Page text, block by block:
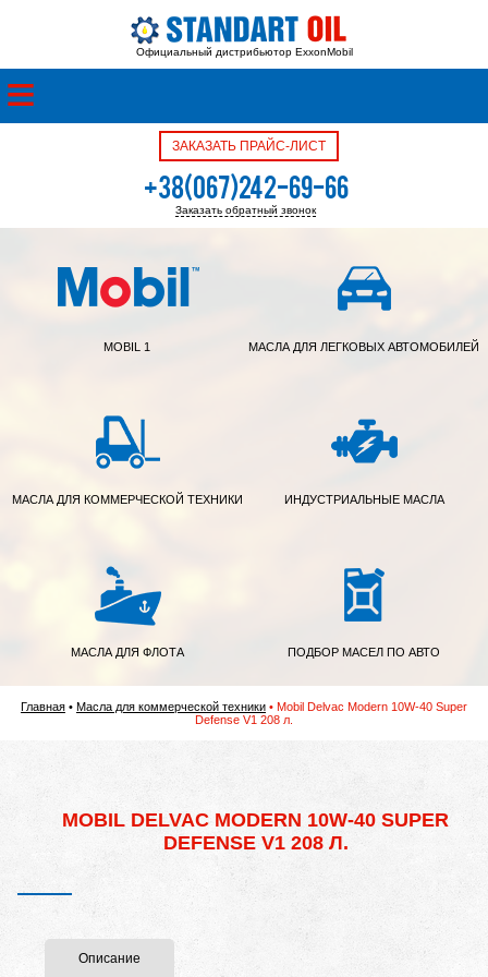
Официальный дистрибьютор ExxonMobil
ЗАКАЗАТЬ ПРАЙС-ЛИСТ
+38(067)242-69-66
+38(050)342-39-05
Заказать обратный звонок
MOBIL 1 МАСЛА ДЛЯ ЛЕГКОВЫХ АВТОМОБИЛЕЙ
МАСЛА ДЛЯ КОММЕРЧЕСКОЙ ТЕХНИКИ ИНДУСТРИАЛЬНЫЕ МАСЛА
МАСЛА ДЛЯ ФЛОТА ПОДБОР МАСЕЛ ПО АВТО
Главная Масла для коммерческой техники
Mobil Delvac Modern 10W-40 Super
Defense V1 208 л.
MOBIL DELVAC MODERN 10W-40 SUPER
DEFENSE V1 208 Л.
Описание